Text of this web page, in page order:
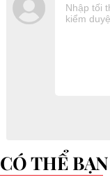
CÓ THỂ